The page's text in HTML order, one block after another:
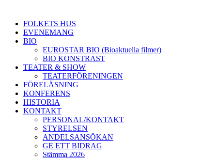
FOLKETS HUS
EVENEMANG
BIO
EUROSTAR BIO (Bioaktuella filmer)
BIO KONSTRAST
TEATER & SHOW
TEATERFÖRENINGEN
FÖRELÄSNING
KONFERENS
HISTORIA
KONTAKT
PERSONAL/KONTAKT
STYRELSEN
ANDELSANSÖKAN
GE ETT BIDRAG
Stämma 2026